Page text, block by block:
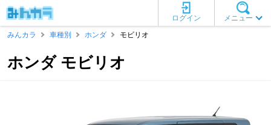
メニュー
ログイン
みんカラ
車種別 ホンダ モビリオ
ホンダ モビリオ